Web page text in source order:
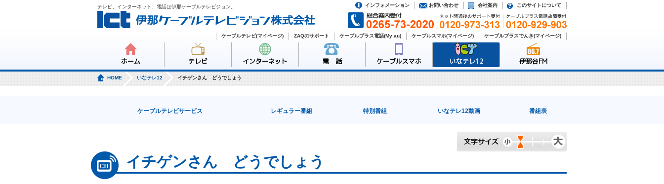
テレビ、インターネット、電話は伊那ケーブルテレビジョン。 このサイトについて
会社案内
お問い合わせ
インフォメーション
ホーム テレビ インターネット 電 話 ケーブルスマホ いなテレ12 伊那谷FM
ケーブルプラスでんき(マイページ)
ケーブルスマホ(マイページ)
ケーブルプラス電話(My au)
ZAQのサポート
ケーブルテレビ(マイページ)
HOME いなテレ12 イチゲンさん どうでしょう
ケーブルテレビサービス レギュラー番組 特別番組 いなテレ12動画 番組表
イチゲンさん どうでしょう